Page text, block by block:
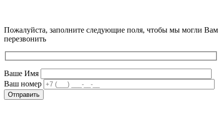
Пожалуйста, заполните следующие поля, чтобы мы могли Вам
перезвонить
Ваше Имя
Ваш номер